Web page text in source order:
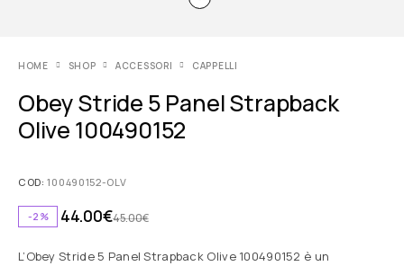
HOME SHOP ACCESSORI CAPPELLI
Obey Stride 5 Panel Strapback
Olive 100490152
COD:100490152-OLV
-2% 45.00€
44.00€
L’Obey Stride 5 Panel Strapback Olive 100490152 è un